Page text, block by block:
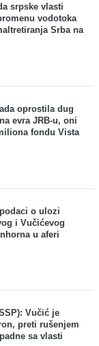
srpske vlasti
vodotoka
Srba na
oprostila dug
evra JRB-u, oni
fondu Vista
o ulozi
i Vučićevog
u aferi
Vučić je
preti rušenjem
sa vlasti